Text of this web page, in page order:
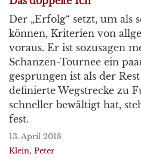
Der „Erfolg“ setzt, um als
können, Kriterien von
voraus. Er ist sozusagen
Schanzen-Tournee ein
gesprungen ist als der
definierte Wegstrecke zu
schneller bewältigt hat,
fest.
13. April 2018
Klein, Peter